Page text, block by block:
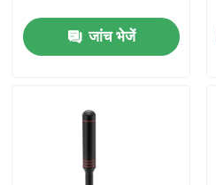
जांच भेजें